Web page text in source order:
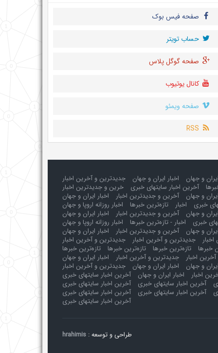
صفحه فیس بوک
حساب تويتر
صفحه گوگل پلاس
کانال یوتیوب
صفحه ویمئو
و جهان اخبار ایران و جهان
جدیدترین و آخرین اخبار
آخرین اخبار سایتهای خبری
خرین و جدیدترین اخبار
و جهان
آخرین و جدیدترین اخبار
اخبار ایران و جهان
خبری
اخبار تازه‌ترین خبرها
اخبار روزانه اروپا و جهان
و جهان
آخرین و جدیدترین اخبار
اخبار ایران و جهان
خبری
اخبار - تازه‌ترین خبرها
اخبار روزانه اروپا و جهان
و جهان
آخرین و جدیدترین اخبار
اخبار ایران و جهان
جدیدترین و آخرین اخبار
جدیدترین و آخرین اخبار
خبرها
تازه‌ترین خبرها تازه‌ترین خبرها
تازه‌ترین خبرها
اخبار
جدیدترین و آخرین اخبار
اخبار ایران و جهان
و جهان
اخبار ایران و جهان
جدیدترین و آخرین اخبار
اخبار
اخبار ایران و جهان
آخرین اخبار سایتهای خبری
آخرین اخبار سایتهای خبری
آخرین اخبار سایتهای خبری
آخرین اخبار سایتهای خبری
آخرین اخبار سایتهای خبری
آخرین اخبار سایتهای خبری
طراحی و توسعه : hrahimis